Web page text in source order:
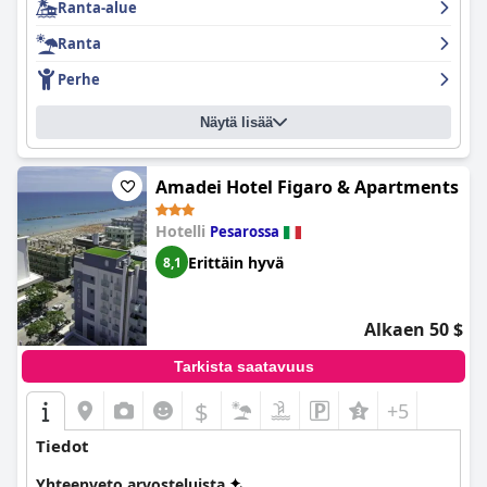
Ranta-alue
Ranta
Perhe
Näytä lisää
Amadei Hotel Figaro & Apartments
Hotelli Pesarossa
8,1 Erittäin hyvä
Alkaen 50 $
Tarkista saatavuus
$ +5
Tiedot